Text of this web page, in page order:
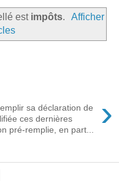
est impôts.
Afficher
›
sa déclaration de
ces dernières
pré-remplie, en part...